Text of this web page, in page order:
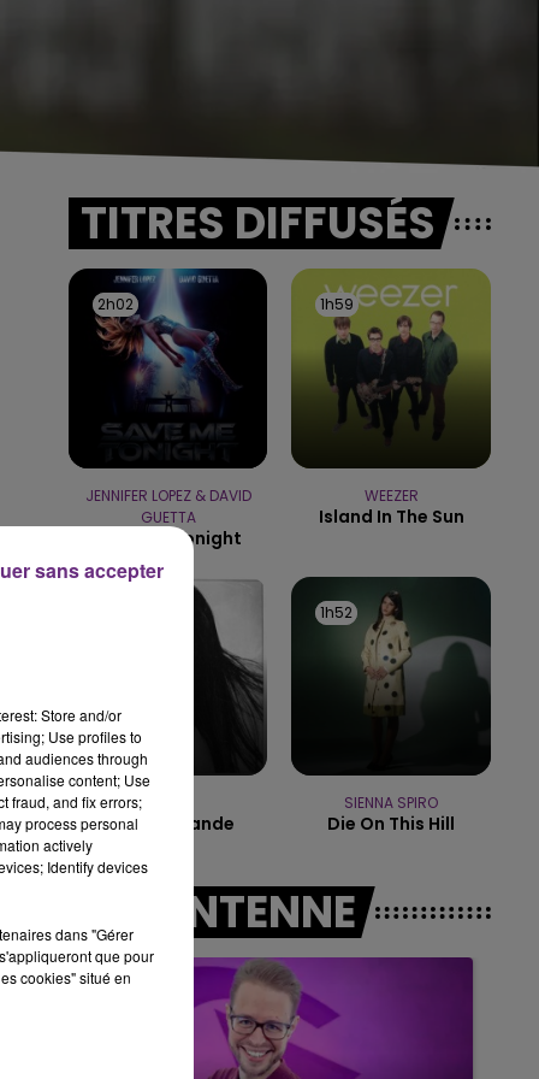
10h00 - 14h00
LE TICKET DE CAISSE
TITRES DIFFUSÉS
2h02
2h02
JENNIFER LOPEZ & DAVID
GUETTA
Save Me Tonight
1h59
1h59
WEEZER
Island In The Sun
J'me Demande
1h52
1h52
SIENNA SPIRO
Die On This Hill
A L'ANTENNE
Store and/or
Use profiles to
audiences through
content; Use
fraud, and fix errors;
process personal
actively
Identify devices
dans "Gérer
que pour
cookies" situé en
sans accepter